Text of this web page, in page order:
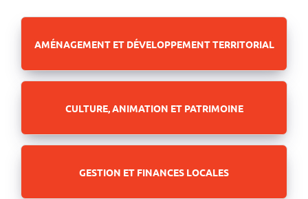
AMÉNAGEMENT ET DÉVELOPPEMENT TERRITORIAL
CULTURE, ANIMATION ET PATRIMOINE
GESTION ET FINANCES LOCALES